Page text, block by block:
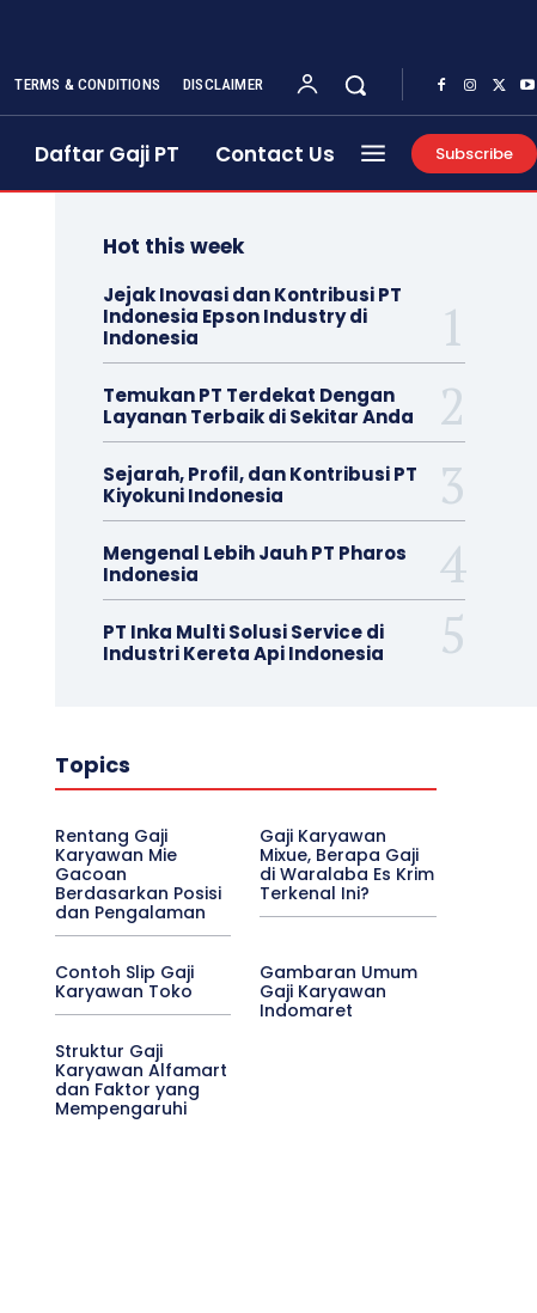
TERMS & CONDITIONS DISCLAIMER
Daftar Gaji PT Contact Us Subscribe
Hot this week
Jejak Inovasi dan Kontribusi PT
Indonesia Epson Industry di
Indonesia
Temukan PT Terdekat Dengan
Layanan Terbaik di Sekitar Anda
Sejarah, Profil, dan Kontribusi PT
Kiyokuni Indonesia
Mengenal Lebih Jauh PT Pharos
Indonesia
PT Inka Multi Solusi Service di
Industri Kereta Api Indonesia
Topics
Rentang Gaji
Karyawan Mie
Gacoan
Berdasarkan Posisi
dan Pengalaman
Gaji Karyawan
Mixue, Berapa Gaji
di Waralaba Es Krim
Terkenal Ini?
Contoh Slip Gaji
Karyawan Toko
Gambaran Umum
Gaji Karyawan
Indomaret
Struktur Gaji
Karyawan Alfamart
dan Faktor yang
Mempengaruhi